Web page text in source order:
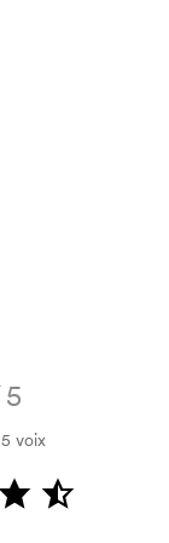
voix